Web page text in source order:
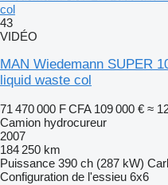
col
43
VIDÉO
MAN Wiedemann SUPER
liquid waste col
71 470 000 F CFA 109 000 € ≈
Camion hydrocureur
2007
184 250 km
Puissance 390 ch (287 kW)
Configuration de l'essieu 6x6